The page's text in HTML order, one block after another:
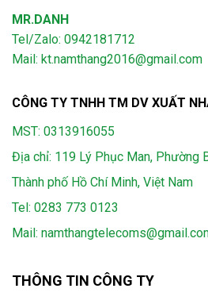
MR.DANH
Tel/Zalo: 0942181712
Mail: kt.namthang2016@gmail.com
CÔNG TY TNHH TM DV XUẤT
MST: 0313916055
Địa chỉ: 119 Lý Phục Man, Phường
Thành phố Hồ Chí Minh, Việt Nam
Tel: 0283 773 0123
Mail:
THÔNG TIN CÔNG TY